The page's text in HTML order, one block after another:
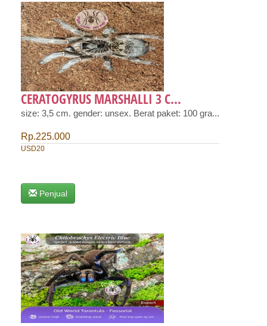
CERATOGYRUS MARSHALLI 3 C...
size: 3,5 cm. gender: unsex. Berat paket: 100 gra...
Rp.225.000
USD20
Penjual